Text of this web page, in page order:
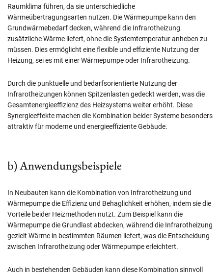
Raumklima führen, da sie unterschiedliche
Wärmeübertragungsarten nutzen. Die Wärmepumpe kann den
Grundwärmebedarf decken, während die Infrarotheizung
zusätzliche Wärme liefert, ohne die Systemtemperatur anheben zu
müssen. Dies ermöglicht eine flexible und effiziente Nutzung der
Heizung, sei es mit einer Wärmepumpe oder Infrarotheizung.
Durch die punktuelle und bedarfsorientierte Nutzung der
Infrarotheizungen können Spitzenlasten gedeckt werden, was die
Gesamtenergieeffizienz des Heizsystems weiter erhöht. Diese
Synergieeffekte machen die Kombination beider Systeme besonders
attraktiv für moderne und energieeffiziente Gebäude.
b) Anwendungsbeispiele
In Neubauten kann die Kombination von Infrarotheizung und
Wärmepumpe die Effizienz und Behaglichkeit erhöhen, indem sie die
Vorteile beider Heizmethoden nutzt. Zum Beispiel kann die
Wärmepumpe die Grundlast abdecken, während die Infrarotheizung
gezielt Wärme in bestimmten Räumen liefert, was die Entscheidung
zwischen Infrarotheizung oder Wärmepumpe erleichtert.
Auch in bestehenden Gebäuden kann diese Kombination sinnvoll